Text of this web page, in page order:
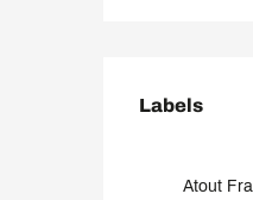
Labels
Labels
Atout